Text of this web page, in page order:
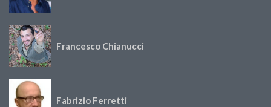
Francesco Chianucci
Fabrizio Ferretti